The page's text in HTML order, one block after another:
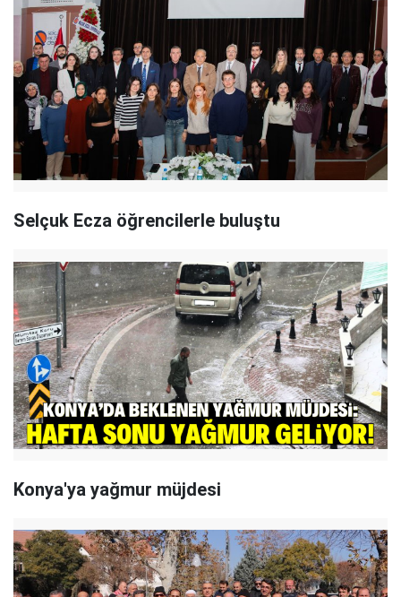
Selçuk Ecza öğrencilerle buluştu
Konya'ya yağmur müjdesi